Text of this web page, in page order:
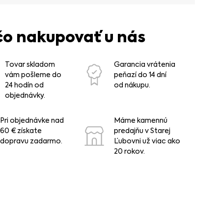
nakupovať u nás
Tovar skladom
vám pošleme do
24 hodín od
objednávky.
Garancia vrátenia
peňazí do 14 dní
od nákupu.
Pri objednávke nad
60 € získate
dopravu zadarmo.
Máme kamennú
predajňu v Starej
Ľubovni už viac ako
20 rokov.